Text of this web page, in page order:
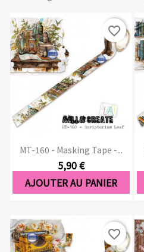
MT-160 - Masking Tape -...
5,90 €
AJOUTER AU PANIER
favorite_border
favorite_border